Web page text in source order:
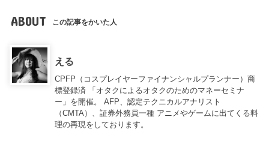
ABOUT この記事をかいた人
える
CPFP（コスプレイヤーファイナンシャルプランナー）商
標登録済 「オタクによるオタクのためのマネーセミナ
ー」を開催。 AFP、認定テクニカルアナリスト
（CMTA）、証券外務員一種 アニメやゲームに出てくる料
理の再現をしております。